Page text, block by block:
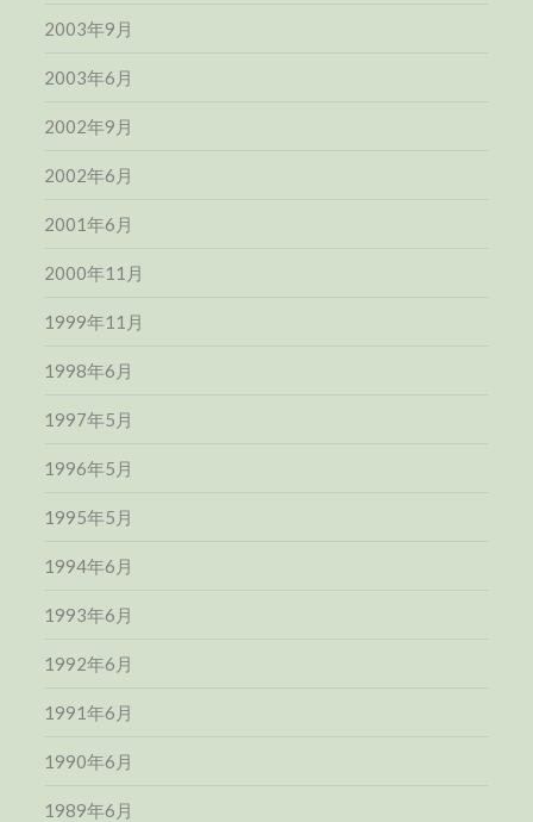
2003年9月
2003年6月
2002年9月
2002年6月
2001年6月
2000年11月
1999年11月
1998年6月
1997年5月
1996年5月
1995年5月
1994年6月
1993年6月
1992年6月
1991年6月
1990年6月
1989年6月